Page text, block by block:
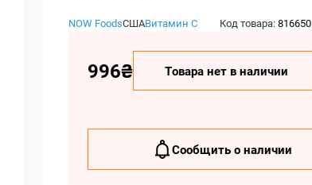
NOW FoodsСШАВитамин C Код товара:816650
996₴ Товара нет в наличии
Сообщить о наличии